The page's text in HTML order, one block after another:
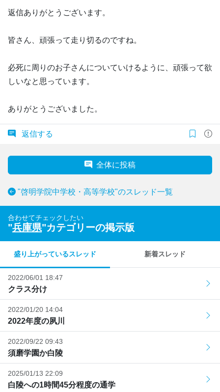
返信ありがとうございます。
皆さん、頑張って走り切るのですね。
必死に周りのお子さんについていけるように、頑張って欲
しいなと思っています。
ありがとうございました。
返信する
全体に投稿
"啓明学院中学校・高等学校"のスレッド一覧
合わせてチェックしたい
"兵庫県"カテゴリーの掲示版
盛り上がっているスレッド 新着スレッド
2022/06/01 18:47
クラス分け
2022/01/20 14:04
2022年度の夙川
2022/09/22 09:43
須磨学園か白陵
2025/01/13 22:09
白陵への1時間45分程度の通学